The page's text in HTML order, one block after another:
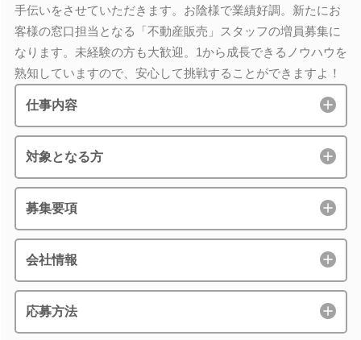
手伝いをさせていただきます。お陰様で業績好調。新たにお
客様の窓口担当となる「不動産販売」スタッフの増員募集に
なります。未経験の方も大歓迎。1から成長できるノウハウを
熟知していますので、安心して挑戦することができますよ！
仕事内容
対象となる方
募集要項
会社情報
応募方法